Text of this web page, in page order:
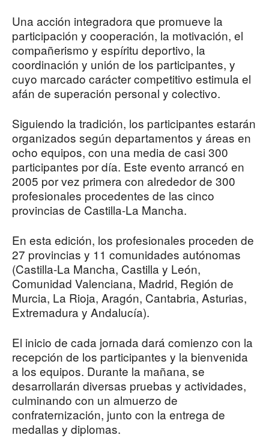
Una acción integradora que promueve la
participación y cooperación, la motivación, el
compañerismo y espíritu deportivo, la
coordinación y unión de los participantes, y
cuyo marcado carácter competitivo estimula el
afán de superación personal y colectivo.
Siguiendo la tradición, los participantes estarán
organizados según departamentos y áreas en
ocho equipos, con una media de casi 300
participantes por día. Este evento arrancó en
2005 por vez primera con alrededor de 300
profesionales procedentes de las cinco
provincias de Castilla-La Mancha.
En esta edición, los profesionales proceden de
27 provincias y 11 comunidades autónomas
(Castilla-La Mancha, Castilla y León,
Comunidad Valenciana, Madrid, Región de
Murcia, La Rioja, Aragón, Cantabria, Asturias,
Extremadura y Andalucía).
El inicio de cada jornada dará comienzo con la
recepción de los participantes y la bienvenida
a los equipos. Durante la mañana, se
desarrollarán diversas pruebas y actividades,
culminando con un almuerzo de
confraternización, junto con la entrega de
medallas y diplomas.